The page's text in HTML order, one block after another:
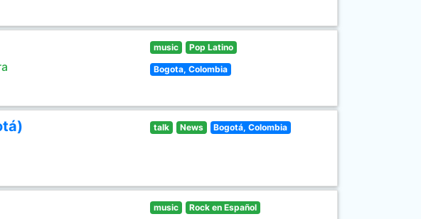
music Pop Latino
Bogota, Colombia
talk News Bogotá, Colombia
music Rock en Español